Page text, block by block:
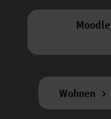
Wohnen